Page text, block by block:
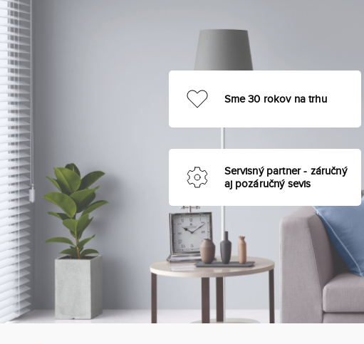
Sme 30 rokov na trhu
Servisný partner - záručný
aj pozáručný sevis